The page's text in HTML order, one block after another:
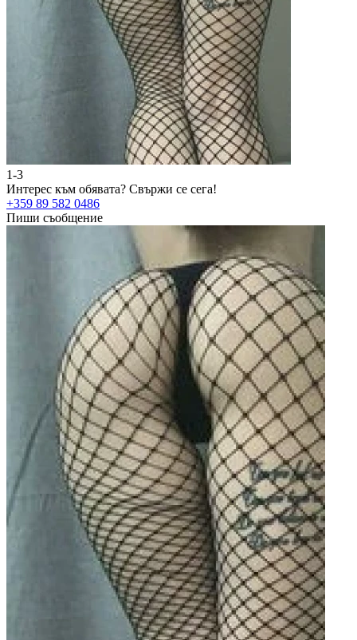
1-3
Интерес към обявата? Свържи се сега!
+359 89 582 0486
Пиши съобщение